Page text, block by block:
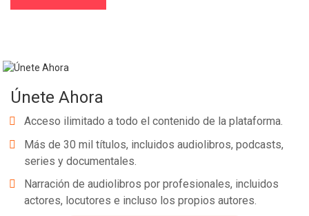
Únete Ahora
Acceso ilimitado a todo el contenido de la plataforma.
Más de 30 mil títulos, incluidos audiolibros, podcasts,
series y documentales.
Narración de audiolibros por profesionales, incluidos
actores, locutores e incluso los propios autores.